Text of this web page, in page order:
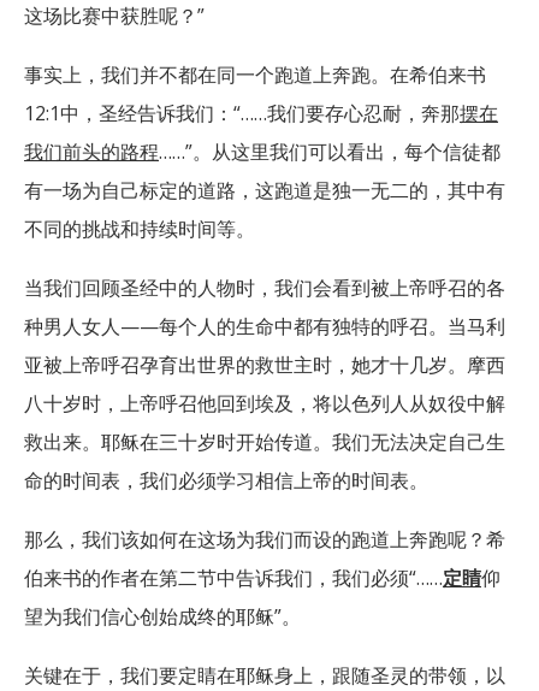
这场比赛中获胜呢？”
事实上，我们并不都在同一个跑道上奔跑。在希伯来书
12:1中，圣经告诉我们：“……我们要存心忍耐，奔那摆在
我们前头的路程……”。从这里我们可以看出，每个信徒都
有一场为自己标定的道路，这跑道是独一无二的，其中有
不同的挑战和持续时间等。
当我们回顾圣经中的人物时，我们会看到被上帝呼召的各
种男人女人——每个人的生命中都有独特的呼召。当马利
亚被上帝呼召孕育出世界的救世主时，她才十几岁。摩西
八十岁时，上帝呼召他回到埃及，将以色列人从奴役中解
救出来。耶稣在三十岁时开始传道。我们无法决定自己生
命的时间表，我们必须学习相信上帝的时间表。
那么，我们该如何在这场为我们而设的跑道上奔跑呢？希
伯来书的作者在第二节中告诉我们，我们必须“……定睛仰
望为我们信心创始成终的耶稣”。
关键在于，我们要定睛在耶稣身上，跟随圣灵的带领，以